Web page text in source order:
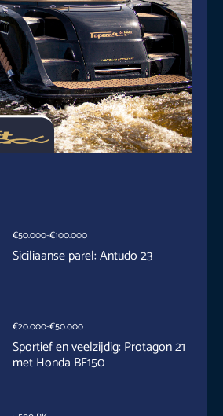
€50.000-€100.000
Siciliaanse parel: Antudo 23
€20.000-€50.000
Sportief en veelzijdig: Protagon 21
met Honda BF150